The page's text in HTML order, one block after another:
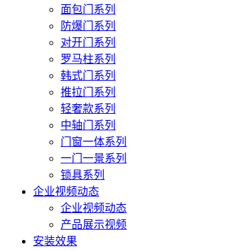
面包门系列
防爆门系列
对开门系列
罗马柱系列
韩式门系列
推拉门系列
轻奢款系列
中轴门系列
门窗一体系列
一门一景系列
锁具系列
企业视频动态
企业视频动态
产品展示视频
安装效果